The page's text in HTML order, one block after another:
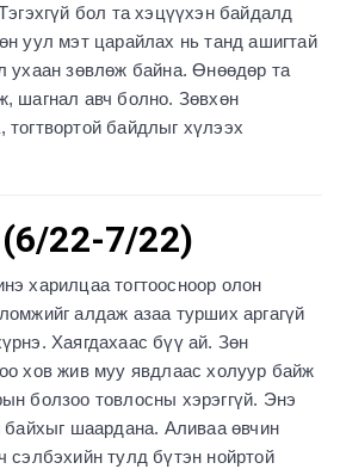
бол та хэцүүхэн байдалд
уул мэт царайлах нь танд ашигтай
ухаан зөвлөж байна. Өнөөдөр та
шагнал авч болно. Зөвхөн
байдлыг хүлээх
22-7/22)
харилцаа тогтоосноор олон
алдаж азаа турших аргагүй
Хаягдахаас бүү ай. Зөн
хов жив муу явдлаас холуур байж
болзоо товлосны хэрэггүй. Энэ
байхыг шаардана. Аливаа өвчин
сэлбэхийн тулд бүтэн нойртой